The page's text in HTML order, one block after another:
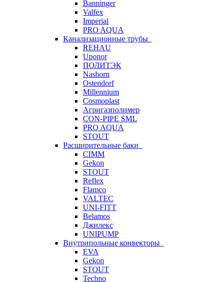
Banninger
Valfex
Imperial
PRO AQUA
Канализационные трубы
REHAU
Uponor
ПОЛИТЭК
Nashorn
Ostendorf
Millennium
Cosmoplast
Агригазполимер
CON-PIPE SML
PRO AQUA
STOUT
Расширительные баки
CIMM
Gekon
STOUT
Reflex
Flamco
VALTEC
UNI-FITT
Belamos
Джилекс
UNIPUMP
Внутрипольные конвекторы
EVA
Gekon
STOUT
Techno